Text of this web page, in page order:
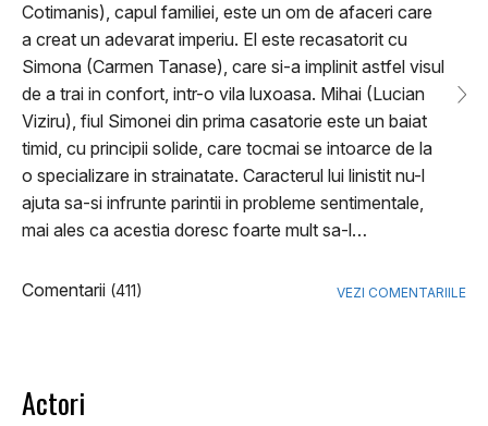
Cotimanis), capul familiei, este un om de afaceri care
a creat un adevarat imperiu. El este recasatorit cu
Simona (Carmen Tanase), care si-a implinit astfel visul
de a trai in confort, intr-o vila luxoasa. Mihai (Lucian
Viziru), fiul Simonei din prima casatorie este un baiat
timid, cu principii solide, care tocmai se intoarce de la
o specializare in strainatate. Caracterul lui linistit nu-l
ajuta sa-si infrunte parintii in probleme sentimentale,
mai ales ca acestia doresc foarte mult sa-l…
Comentarii (411) VEZI COMENTARIILE
Actori